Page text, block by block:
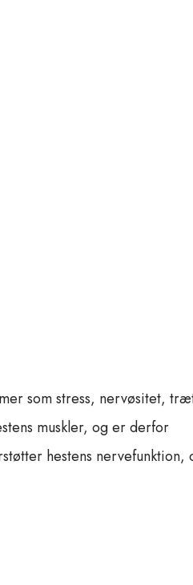
som stress, nervøsitet,
muskler, og er derfor
hestens nervefunktion,